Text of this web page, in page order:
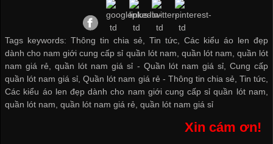
Tags keywords: Thông tin chia sẻ, Tin tức, Các kiểu áo len đẹp
dành cho nam giới cung cấp sỉ quần lót nam, quần lót nam, quần lót
nam giá rẻ, quần lót nam giá sỉ - Quần lót nam giá sỉ, Cung cấp
quần lót nam giá sỉ,Quần lót nam giá rẻ - Thông tin chia sẻ, Tin tức,
Các kiểu áo len đẹp dành cho nam giới cung cấp sỉ quần lót nam,
quần lót nam,quần lót nam giá rẻ,quần lót nam giá sỉ
Xin cám ơn!